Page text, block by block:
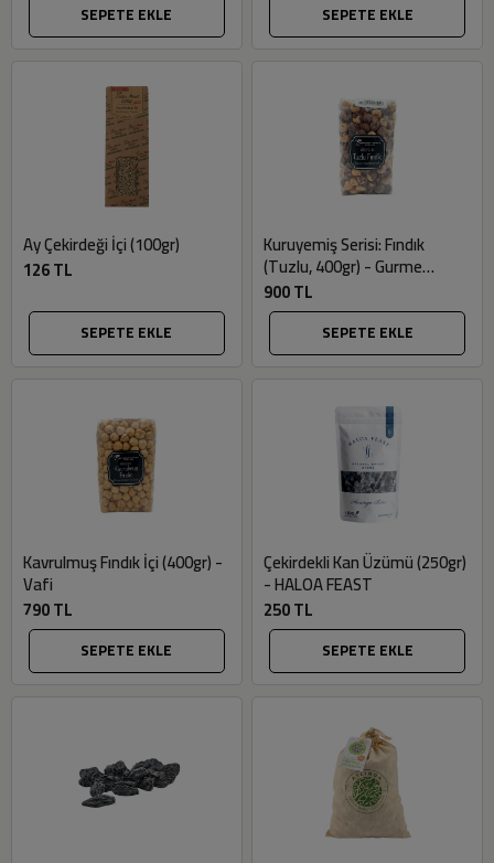
SEPETE EKLE SEPETE EKLE
Ay Çekirdeği İçi (100gr)
126 TL
SEPETE EKLE
Kuruyemiş Serisi: Fındık
(Tuzlu, 400gr) - Gurme
Market
900 TL
SEPETE EKLE
Kavrulmuş Fındık İçi (400gr) -
Vafi
790 TL
SEPETE EKLE
Çekirdekli Kan Üzümü (250gr)
- HALOA FEAST
250 TL
SEPETE EKLE